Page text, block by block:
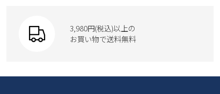
moz
Parade
GAP
new balance
瞬足
3,980円(税込)以上の
お買い物で送料無料